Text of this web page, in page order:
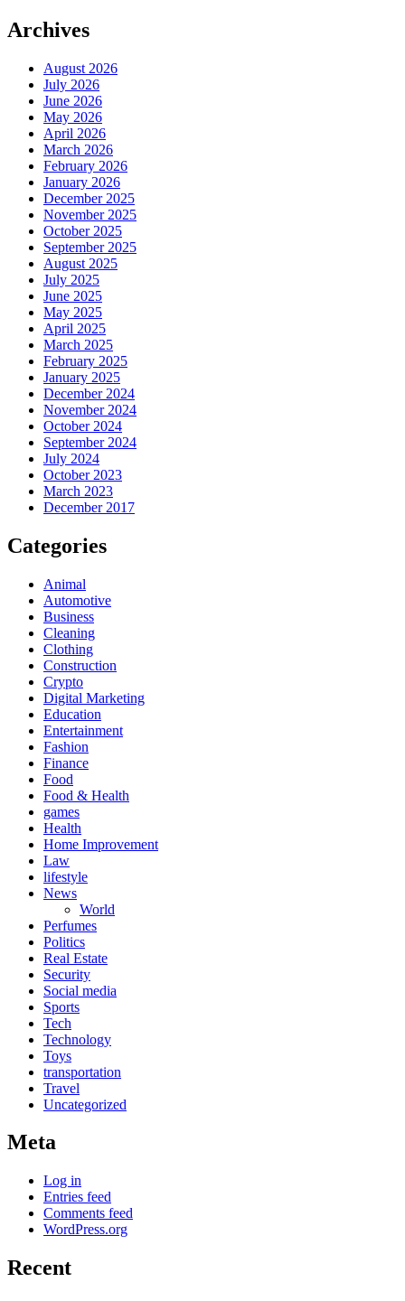
Archives
August 2026
July 2026
June 2026
May 2026
April 2026
March 2026
February 2026
January 2026
December 2025
November 2025
October 2025
September 2025
August 2025
July 2025
June 2025
May 2025
April 2025
March 2025
February 2025
January 2025
December 2024
November 2024
October 2024
September 2024
July 2024
October 2023
March 2023
December 2017
Categories
Animal
Automotive
Business
Cleaning
Clothing
Construction
Crypto
Digital Marketing
Education
Entertainment
Fashion
Finance
Food
Food & Health
games
Health
Home Improvement
Law
lifestyle
News
World
Perfumes
Politics
Real Estate
Security
Social media
Sports
Tech
Technology
Toys
transportation
Travel
Uncategorized
Meta
Log in
Entries feed
Comments feed
WordPress.org
Recent